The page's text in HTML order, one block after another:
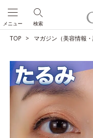
検索
メニュー
TOP マガジン（美容情報・